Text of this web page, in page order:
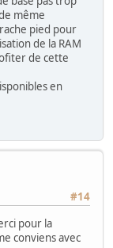
même
pied pour
de la RAM
de cette
en
#14
pour la
conviens avec